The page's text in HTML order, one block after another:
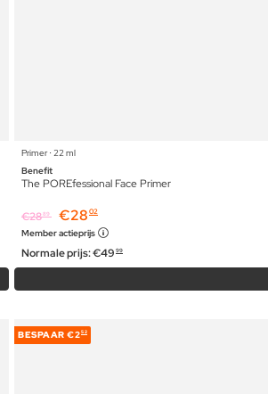
Primer ⋅ 22 ml
Benefit
The POREfessional Face Primer
€2889 €28 02
Member actieprijs
Normale prijs:€49 99
BESPAAR €252